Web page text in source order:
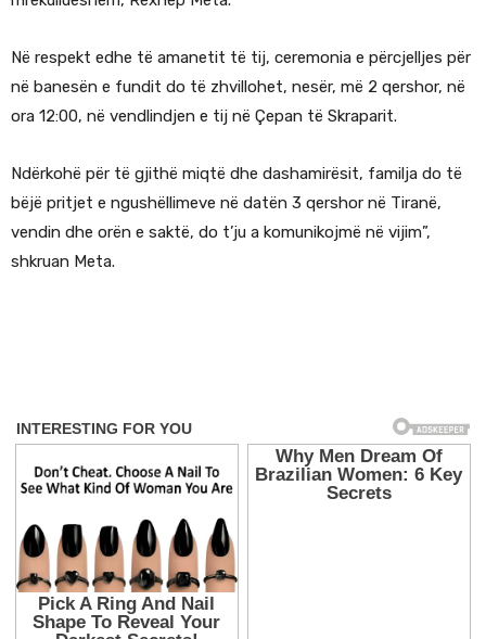
Në respekt edhe të amanetit të tij, ceremonia e përcjelljes për
në banesën e fundit do të zhvillohet, nesër, më 2 qershor, në
ora 12:00, në vendlindjen e tij në Çepan të Skraparit.
Ndërkohë për të gjithë miqtë dhe dashamirësit, familja do të
bëjë pritjet e ngushëllimeve në datën 3 qershor në Tiranë,
vendin dhe orën e saktë, do t’ju a komunikojmë në vijim”,
shkruan Meta.